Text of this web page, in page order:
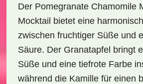
Der Pomegranate Chamomile
Mocktail bietet eine
zwischen fruchtiger Süßeund
Säure. Der Granatapfel bringt
Süße und eine tiefrote Farbe
während die Kamille für einen